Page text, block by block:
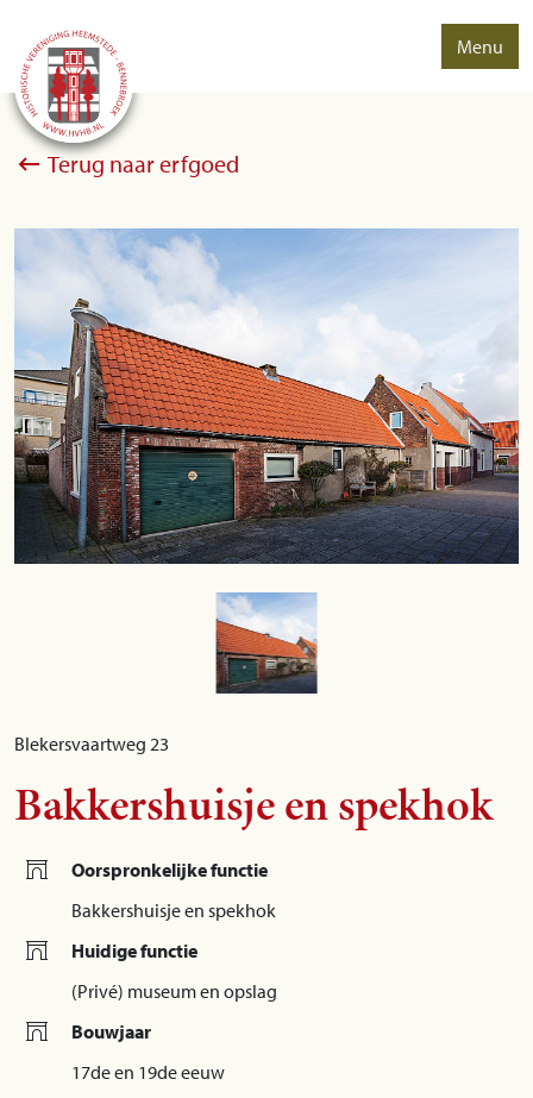
Menu
Terug naar erfgoed
Blekersvaartweg 23
Bakkershuisje en spekhok
Oorspronkelijke functie
Bakkershuisje en spekhok
Huidige functie
(Privé) museum en opslag
Bouwjaar
17de en 19de eeuw